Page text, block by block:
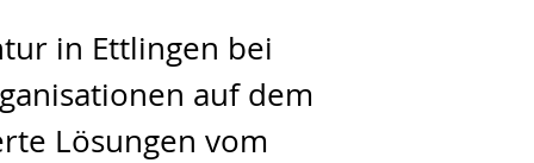
in Ettlingen bei
auf dem
Lösungen vom